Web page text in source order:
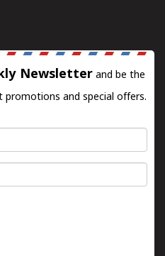
Newsletter and be the
and special offers.